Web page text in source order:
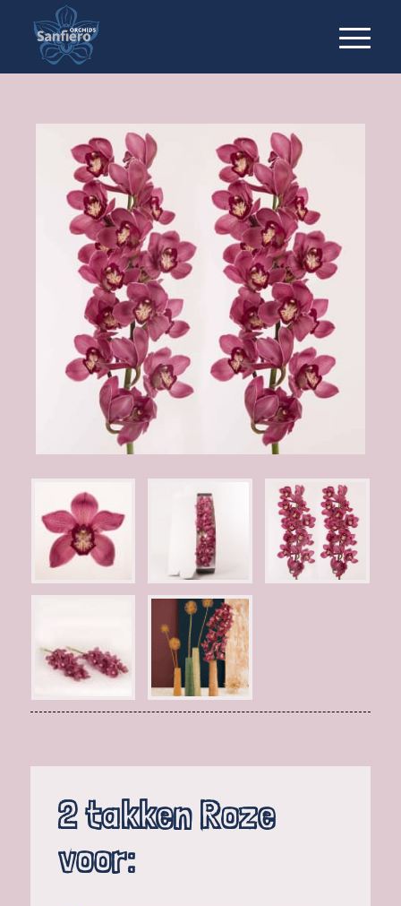
2 takken Roze
voor: